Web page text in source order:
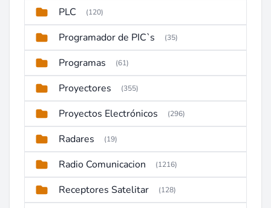
PLC (120)
Programador de PIC`s (35)
Programas (61)
Proyectores (355)
Proyectos Electrónicos (296)
Radares (19)
Radio Comunicacion (1216)
Receptores Satelitar (128)